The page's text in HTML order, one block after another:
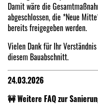
Damit wäre die
abgeschlossen, die *Neue
bereits freigegeben werden.
Vielen Dank für Ihr
diesem Bauabschnitt.
24.03.2026
🚧 Weitere FAQ zur